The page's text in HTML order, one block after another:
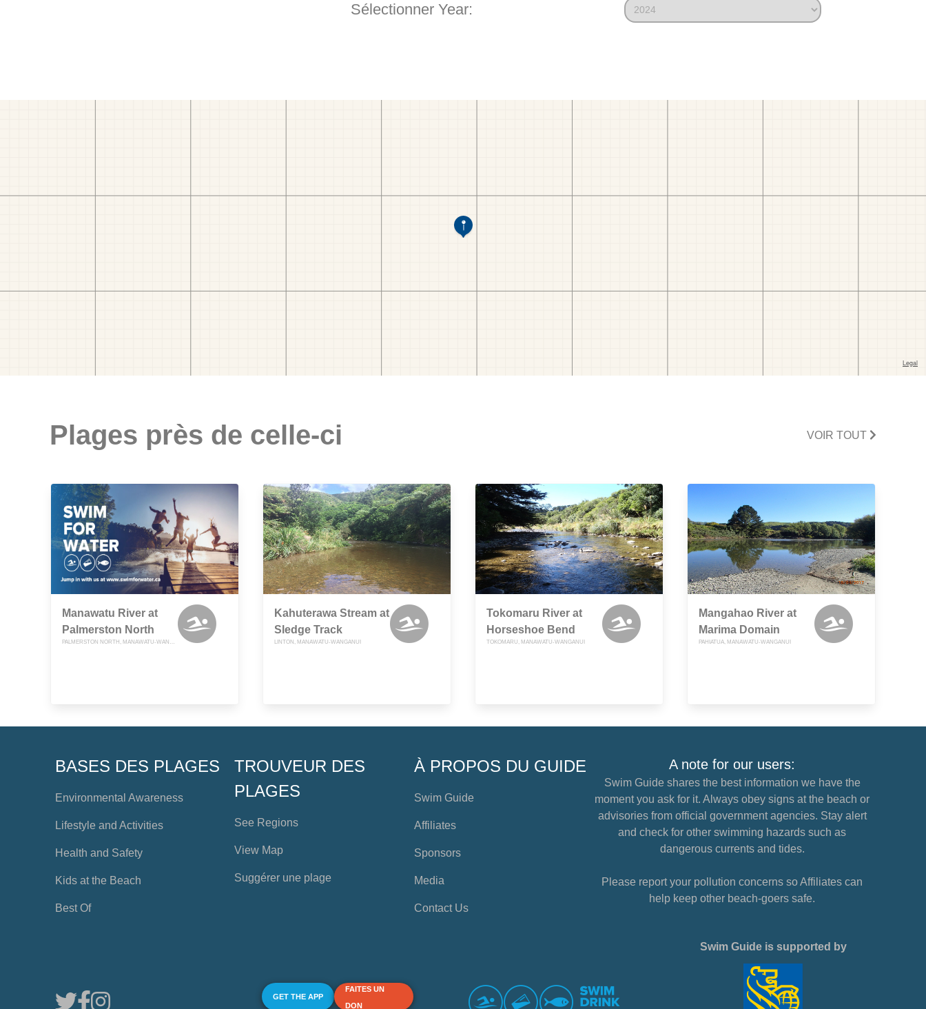
Sélectionner Year:
Plages près de celle-ci VOIR TOUT
Manawatu River at
Palmerston North
PALMERSTON NORTH, MANAWATU-WANGANUI
Kahuterawa Stream at
Sledge Track
LINTON, MANAWATU-WANGANUI
Tokomaru River at
Horseshoe Bend
TOKOMARU, MANAWATU-WANGANUI
Mangahao River at
Marima Domain
PAHIATUA, MANAWATU-WANGANUI
BASES DES PLAGES
Environmental Awareness
Lifestyle and Activities
Health and Safety
Kids at the Beach
Best Of
TROUVEUR DES
PLAGES
See Regions
View Map
Suggérer une plage
À PROPOS DU GUIDE
Swim Guide
Affiliates
Sponsors
Media
Contact Us
A note for our users:
Swim Guide shares the best information we have the
moment you ask for it. Always obey signs at the beach or
advisories from official government agencies. Stay alert
and check for other swimming hazards such as
dangerous currents and tides.
Please report your pollution concerns so Affiliates can
help keep other beach-goers safe.
GET THE APP
FAITES UN
DON
Swim Guide is supported by